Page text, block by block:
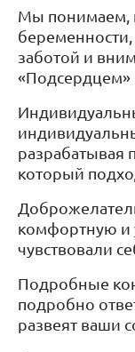
Мы понимаем,
заботой и
«Подсердцем»
разрабатывая
который
комфортную и
чувствовали
Подробные
подробно
развеят ваши